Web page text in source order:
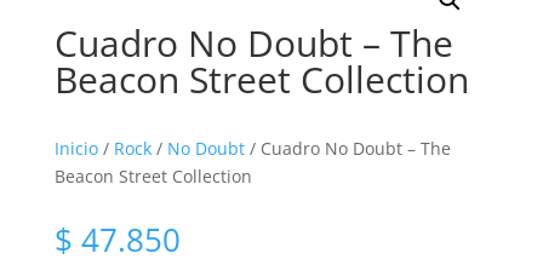
Cuadro No Doubt – The
Beacon Street Collection
Inicio/ Rock/ No Doubt/ Cuadro No Doubt – The
Beacon Street Collection
$ 47.850